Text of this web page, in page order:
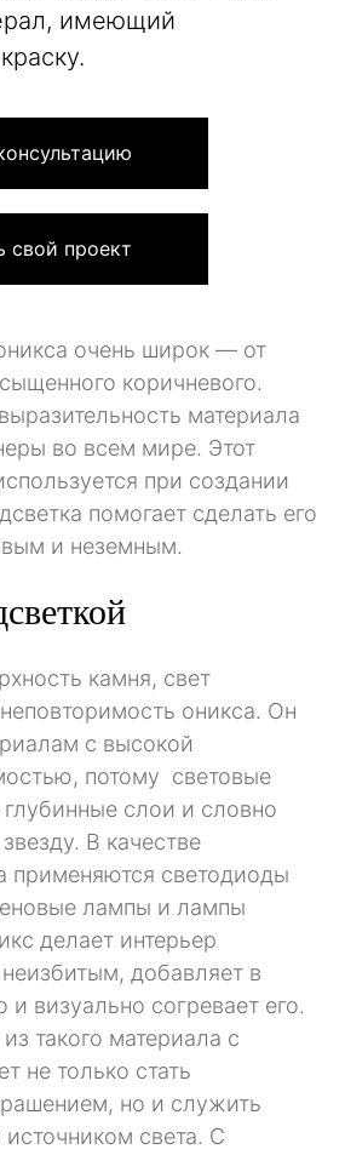
имеющий
свой проект
очень широк — от
коричневого.
материала
во всем мире. Этот
при создании
помогает сделать его
и неземным.
камня, свет
оникса. Он
с высокой
потому световые
слои и словно
В качестве
применяются светодиоды
лампы и лампы
делает интерьер
добавляет в
визуально согревает его.
такого материала с
не только стать
но и служить
света. С